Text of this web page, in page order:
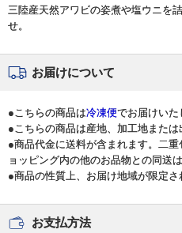
三陸産天然アワビの姿煮や塩ウニを
せ。
お届けについて
●こちらの商品は冷凍便でお届けいた
●こちらの商品は産地、加工地または
●商品代金に送料が含まれます。二
ョッピング内の他のお品物との同送
●商品の性質上、お届け地域が限定さ
お支払方法